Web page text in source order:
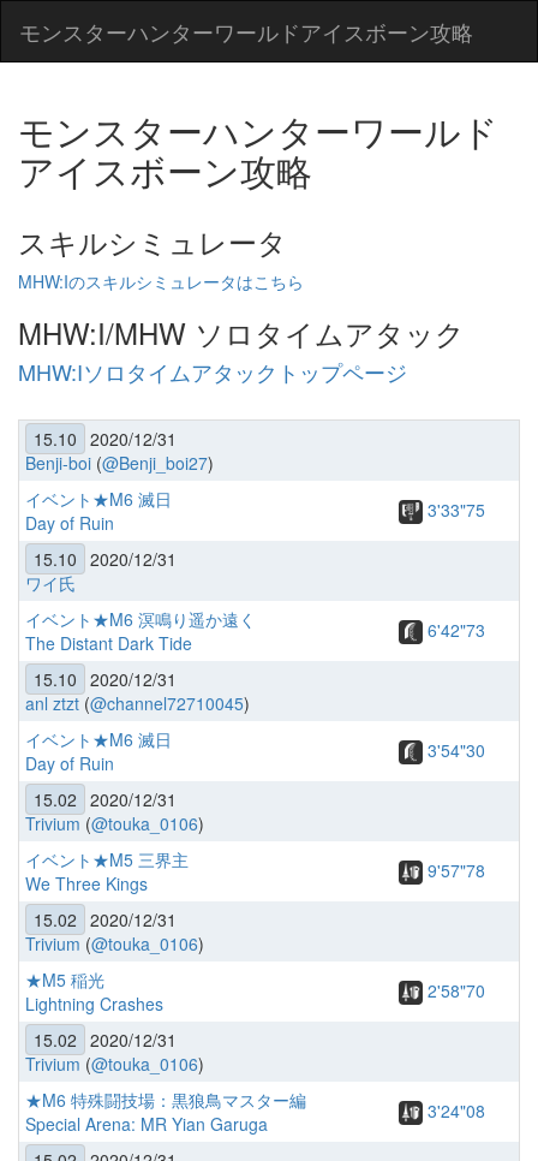
モンスターハンターワールドアイスボーン攻略
モンスターハンターワールド
アイスボーン攻略
スキルシミュレータ
MHW:Iのスキルシミュレータはこちら
MHW:I/MHW ソロタイムアタック
MHW:Iソロタイムアタックトップページ
15.10 2020/12/31
Benji-boi (@Benji_boi27)
イベント★M6 滅日
Day of Ruin
3'33"75
15.10 2020/12/31
ワイ氏
イベント★M6 溟鳴り遥か遠く
The Distant Dark Tide
6'42"73
15.10 2020/12/31
anl ztzt (@channel72710045)
イベント★M6 滅日
Day of Ruin
3'54"30
15.02 2020/12/31
Trivium (@touka_0106)
イベント★M5 三界主
We Three Kings
9'57"78
15.02 2020/12/31
Trivium (@touka_0106)
★M5 稲光
Lightning Crashes
2'58"70
15.02 2020/12/31
Trivium (@touka_0106)
★M6 特殊闘技場：黒狼鳥マスター編
Special Arena: MR Yian Garuga
3'24"08